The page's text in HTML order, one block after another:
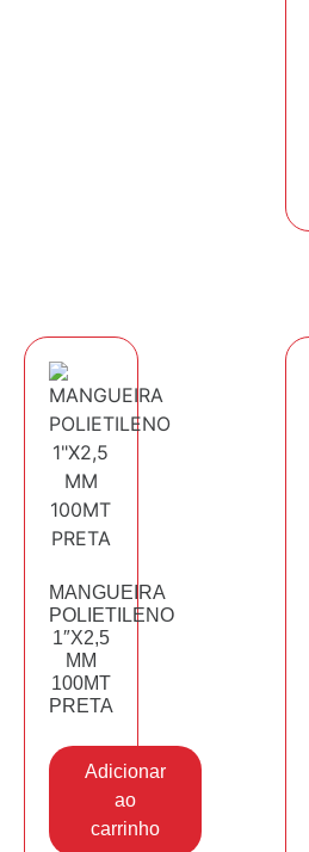
MANGUEIRA
POLIETILENO
1″X2,5
MM
100MT
PRETA
Adicionar
ao
carrinho